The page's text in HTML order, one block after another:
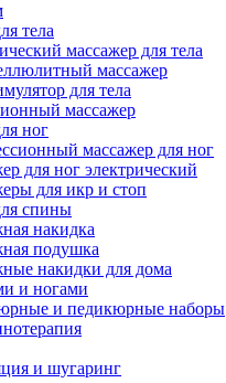
тела
массажер для тела
массажер
для тела
массажер
ног
массажер для ног
для ног электрический
для икр и стоп
спины
накидка
подушка
накидки для дома
и ногами
и педикюрные наборы
и шугаринг